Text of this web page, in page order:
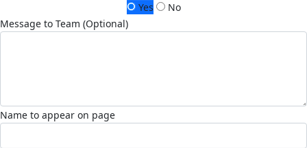
Yes
No
Message to Team (Optional)
Name to appear on page